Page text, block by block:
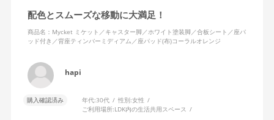
配色とスムーズな移動に大満足！
商品名：Mycket ミケット／キャスター脚／ホワイト塗装脚／合板シート／座パ
ッド付き／背座ティンバーミディアム／座パッド(布)コーラルオレンジ
hapi
購入確認済み 年代:30代 性別:女性
ご利用場所:LDK内の生活共用スペース